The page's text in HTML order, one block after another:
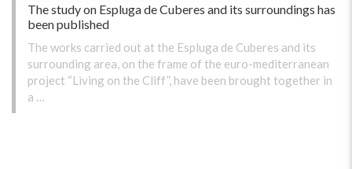
The study on Espluga de Cuberes and its surroundings has
been published
The works carried out at the Espluga de Cuberes and its
surrounding area, on the frame of the euro-mediterranean
project “Living on the Cliff”, have been brought together in
a …